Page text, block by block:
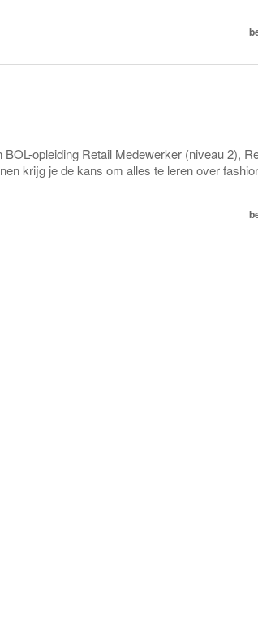
opleiding Retail Medewerker (niveau 2),
krijg je de kans om alles te leren over